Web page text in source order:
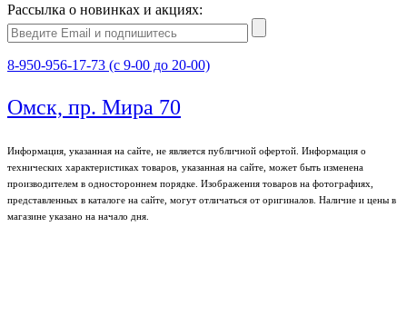
Рассылка о новинках и акциях:
8-950-956-17-73 (с 9-00 до 20-00)
Омск, пр. Мира 70
Информация, указанная на сайте, не является публичной офертой. Информация о
технических характеристиках товаров, указанная на сайте, может быть изменена
производителем в одностороннем порядке. Изображения товаров на фотографиях,
представленных в каталоге на сайте, могут отличаться от оригиналов. Наличие и цены в
магазине указано на начало дня.